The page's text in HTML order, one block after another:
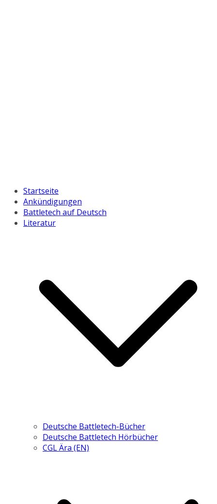
Startseite
Ankündigungen
Battletech auf Deutsch
Literatur
Deutsche Battletech-Bücher
Deutsche Battletech Hörbücher
CGL Ära (EN)